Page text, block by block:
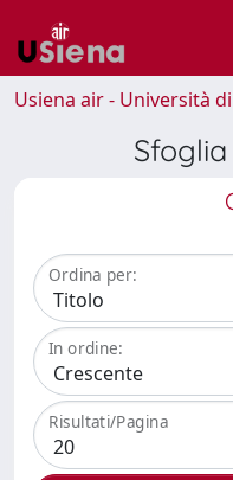
Usiena air - Università
Ordina per:
In ordine:
Risultati/Pagina